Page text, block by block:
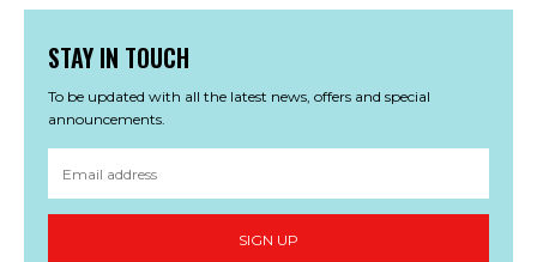
STAY IN TOUCH
To be updated with all the latest news, offers and special
announcements.
SIGN UP